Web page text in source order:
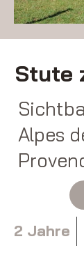
Stute
Alpes
2 Jahre